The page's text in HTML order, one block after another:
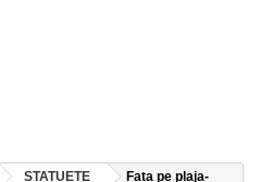
STATUETE
Fata pe plaja-